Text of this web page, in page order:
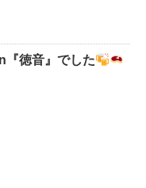
『徳音』でした